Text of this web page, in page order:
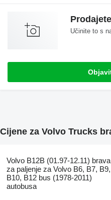
Učinite to s
Cijene za Volvo Trucks
Volvo B12B (01.97-12.11) brava
za paljenje za Volvo B6, B7, B9,
B10, B12 bus (1978-2011)
autobusa